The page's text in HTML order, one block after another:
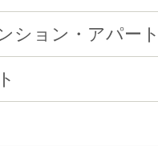
ション・アパー